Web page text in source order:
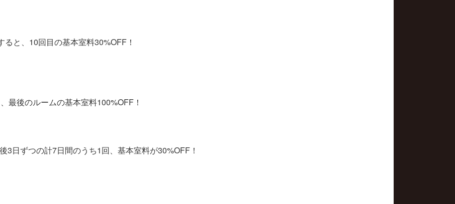
と、10回目の基本室料30%OFF！
最後のルームの基本室料100%OFF！
3日ずつの計7日間のうち1回、基本室料が30%OFF！